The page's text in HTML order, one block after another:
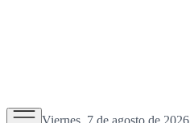
Viernes, 7 de agosto de 2026